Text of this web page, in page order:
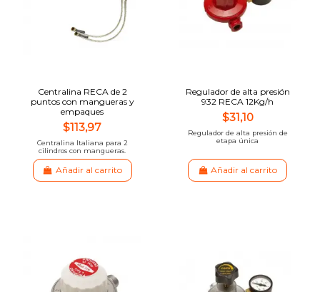
Centralina RECA de 2
puntos con mangueras y
empaques
$113,97
Centralina Italiana para 2
cilindros con mangueras.
Añadir al carrito
Regulador de alta presión
932 RECA 12Kg/h
$31,10
Regulador de alta presión de
etapa única
Añadir al carrito